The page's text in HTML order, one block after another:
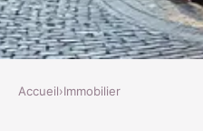
Accueil›Immobilier